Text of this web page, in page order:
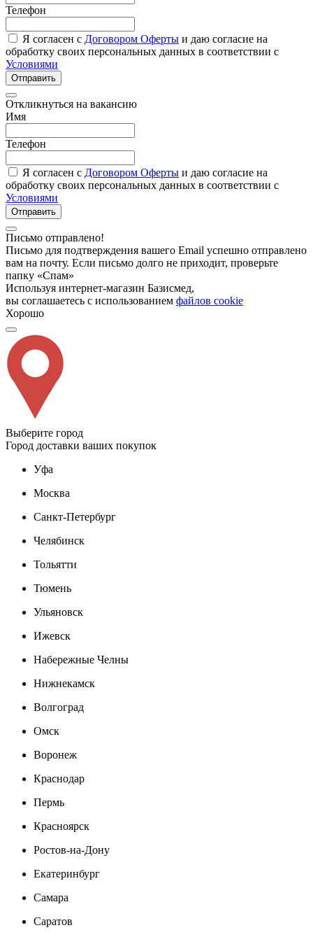
Телефон
Я согласен с Договором Оферты и даю согласие на
обработку своих персональных данных в соответствии с
Условиями
Отправить
Откликнуться на вакансию
Имя
Телефон
Я согласен с Договором Оферты и даю согласие на
обработку своих персональных данных в соответствии с
Условиями
Отправить
Письмо отправлено!
Письмо для подтверждения вашего Email успешно отправлено
вам на почту. Если письмо долго не приходит, проверьте
папку «Спам»
Используя интернет-магазин Базисмед,
вы соглашаетесь с использованием файлов cookie
Хорошо
Выберите город
Город доставки ваших покупок
Уфа
Москва
Санкт-Петербург
Челябинск
Тольятти
Тюмень
Ульяновск
Ижевск
Набережные Челны
Нижнекамск
Волгоград
Омск
Воронеж
Краснодар
Пермь
Красноярск
Ростов-на-Дону
Екатеринбург
Самара
Саратов